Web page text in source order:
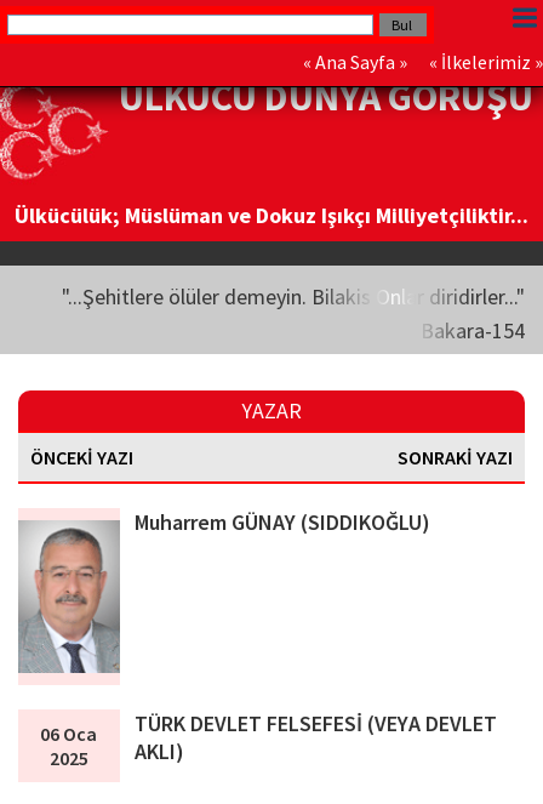
« Ana Sayfa » « İlkelerimiz »
ÜLKÜCÜ DÜNYA GÖRÜŞÜ
Ülkücülük; Müslüman ve Dokuz Işıkçı Milliyetçiliktir...
"...Şehitlere ölüler demeyin. Bilakis Onlar diridirler..."
Bakara-154
YAZAR
ÖNCEKİ YAZI SONRAKİ YAZI
Muharrem GÜNAY (SIDDIKOĞLU)
06 Oca
2025
TÜRK DEVLET FELSEFESİ (VEYA DEVLET
AKLI)